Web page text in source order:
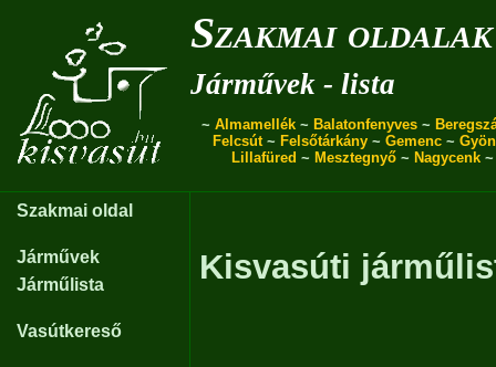
Szakmai oldalak
Járművek - lista
~ Almamellék ~ Balatonfenyves ~
Felcsút~ Felsőtárkány ~ Gemenc ~
Lillafüred ~ Mesztegnyő~ Nagycenk
Szakmai oldal
Járművek
Járműlista
Vasútkereső
Kisvasúti